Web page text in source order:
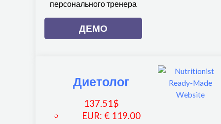
персонального тренера
ДЕМО
Диетолог
137.51$
EUR: € 119.00